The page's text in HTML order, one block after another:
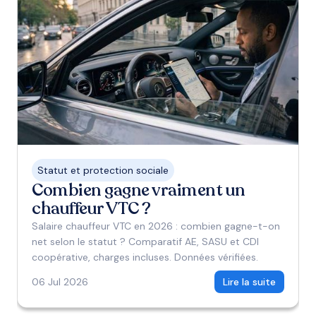
Statut et protection sociale
Combien gagne vraiment un
chauffeur VTC ?
Salaire chauffeur VTC en 2026 : combien gagne-t-on
net selon le statut ? Comparatif AE, SASU et CDI
coopérative, charges incluses. Données vérifiées.
06 Jul 2026
Lire la suite